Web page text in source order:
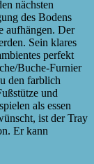
nächsten
des Bodens
aufhängen. Der
Sein klares
perfekt
Buche-Furnier
den farblich
und
als essen
ist der Tray
Er kann